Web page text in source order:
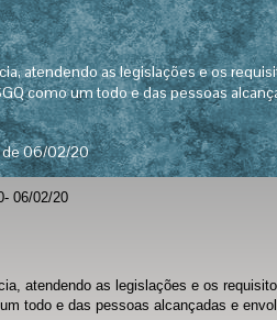
atendendo as legislações e os
como um todo e das pessoas
de 06/02/20
06/02/20
atendendo as legislações e os
todo e das pessoas alcançadas e